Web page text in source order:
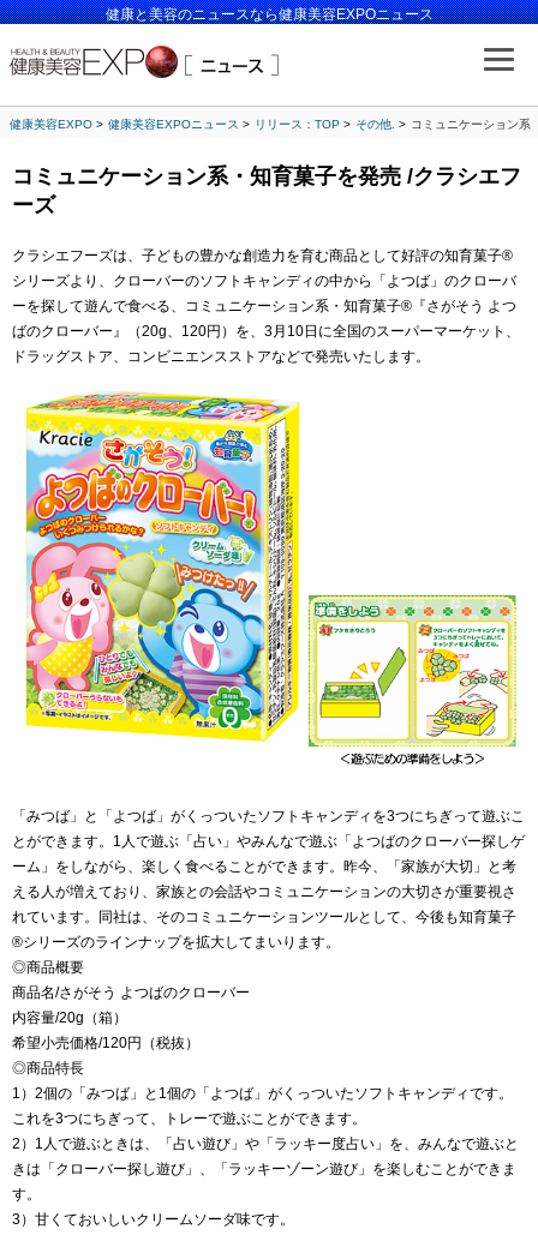
健康と美容のニュースなら健康美容EXPOニュース
健康美容EXPO 健康美容EXPOニュース リリース：TOP その他. コミュニケーション系
コミュニケーション系・知育菓子を発売 /クラシエフ
ーズ
クラシエフーズは、子どもの豊かな創造力を育む商品として好評の知育菓子®
シリーズより、クローバーのソフトキャンディの中から「よつば」のクローバ
ーを探して遊んで食べる、コミュニケーション系・知育菓子®『さがそう よつ
ばのクローバー』（20g、120円）を、3月10日に全国のスーパーマーケット、
ドラッグストア、コンビニエンスストアなどで発売いたします。
「みつば」と「よつば」がくっついたソフトキャンディを3つにちぎって遊ぶこ
とができます。1人で遊ぶ「占い」やみんなで遊ぶ「よつばのクローバー探しゲ
ーム」をしながら、楽しく食べることができます。昨今、「家族が大切」と考
える人が増えており、家族との会話やコミュニケーションの大切さが重要視さ
れています。同社は、そのコミュニケーションツールとして、今後も知育菓子
®シリーズのラインナップを拡大してまいります。
◎商品概要
商品名/さがそう よつばのクローバー
内容量/20g（箱）
希望小売価格/120円（税抜）
◎商品特長
1）2個の「みつば」と1個の「よつば」がくっついたソフトキャンディです。
これを3つにちぎって、トレーで遊ぶことができます。
2）1人で遊ぶときは、「占い遊び」や「ラッキー度占い」を、みんなで遊ぶと
きは「クローバー探し遊び」、「ラッキーゾーン遊び」を楽しむことができま
す。
3）甘くておいしいクリームソーダ味です。